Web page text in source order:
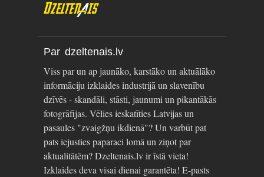
Par dzeltenais.lv
Viss par un ap jaunāko, karstāko un aktuālāko
informāciju izklaides industrijā un slavenību
dzīvēs - skandāli, stāsti, jaunumi un pikantākās
fotogrāfijas. Vēlies ieskatīties Latvijas un
pasaules "zvaigžņu ikdienā"? Un varbūt pat
pats iejusties paparaci lomā un ziņot par
aktualitātēm? Dzeltenais.lv ir īstā vieta!
Izklaides deva visai dienai garantēta! E-pasts